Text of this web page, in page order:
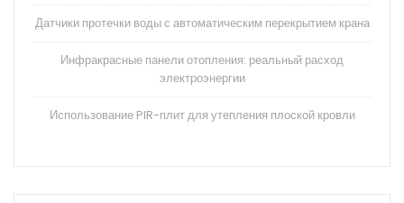
Датчики протечки воды с автоматическим перекрытием крана
Инфракрасные панели отопления: реальный расход
электроэнергии
Использование PIR-плит для утепления плоской кровли